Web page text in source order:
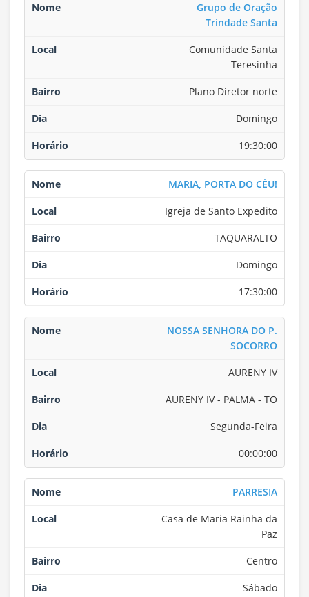
Grupo de Oração
Trindade Santa
Comunidade Santa
Teresinha
Plano Diretor norte
Domingo
19:30:00
MARIA, PORTA DO CÉU!
Igreja de Santo Expedito
TAQUARALTO
Domingo
17:30:00
NOSSA SENHORA DO P.
SOCORRO
AURENY IV
AURENY IV - PALMA - TO
Segunda-Feira
00:00:00
PARRESIA
Casa de Maria Rainha da
Paz
Centro
Sábado